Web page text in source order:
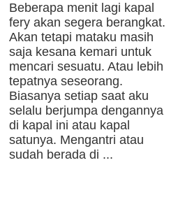
Beberapa menit lagi kapal
fery akan segera berangkat.
Akan tetapi mataku masih
saja kesana kemari untuk
mencari sesuatu. Atau lebih
tepatnya seseorang.
Biasanya setiap saat aku
selalu berjumpa dengannya
di kapal ini atau kapal
satunya. Mengantri atau
sudah berada di ...